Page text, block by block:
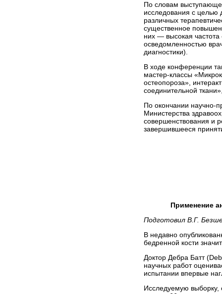
По словам
исследования с целью
различных
существенное
них — высокая частота
осведомленностью
диагнос­тики).
В ходе конференции
мас­тер-классы
остеопороза»,
соединительной
По окончании научно-
Министерства
совершенствования и
завершившееся
Применение
Подготовил В.Г.
В недавно
бедренной кости
Доктор Дебра Батт
научных работ
испытании впервые
Исследуемую выборку,